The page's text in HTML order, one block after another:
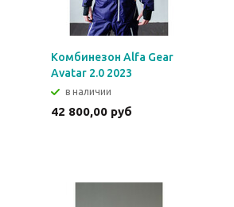
Комбинезон Alfa Gear
Avatar 2.0 2023
в наличии
42 800,00 руб